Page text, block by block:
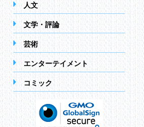
人文
文学・評論
芸術
エンターテイメント
コミック